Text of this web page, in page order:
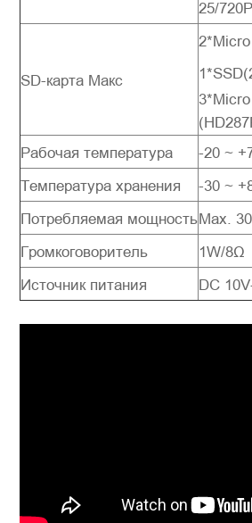
25/
SD-карта Макс
Рабочая температура
-20 ~
Температура хранения
-30 ~
Потребляемая мощностьMax.
Громкоговоритель
1W/8Ω
Источник питания
DC